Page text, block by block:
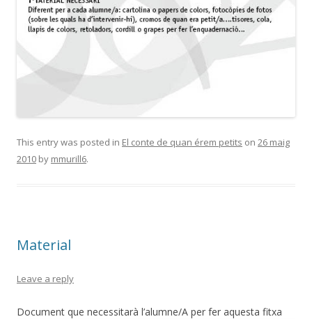
This entry was posted in El conte de quan érem petits on 26 maig
2010 by mmurill6.
Material
Leave a reply
Document que necessitarà l’alumne/A per fer aquesta fitxa